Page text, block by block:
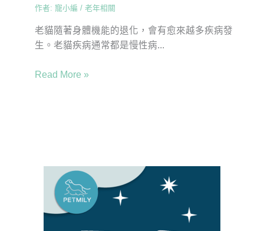
作者: 寵小編 / 老年相關
老貓隨著身體機能的退化，會有愈來越多疾病發
生。老貓疾病通常都是慢性病...
Read More »